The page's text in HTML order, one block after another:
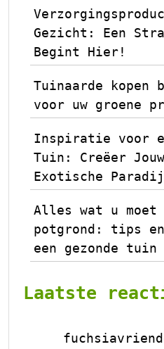
Gezicht: Een
Begint Hier!
Tuinaarde kopen
voor uw groene
Inspiratie voor
Tuin: Creëer
Exotische
Alles wat u moet
potgrond: tips
een gezonde tuin
Laatste